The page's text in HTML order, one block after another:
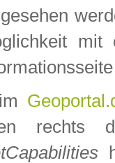
mit
rechts